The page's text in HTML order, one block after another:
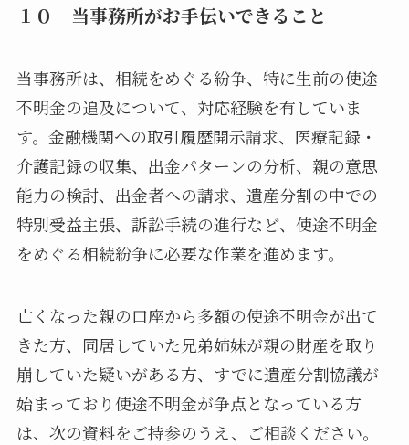
１０ 当事務所がお手伝いできること
当事務所は、相続をめぐる紛争、特に生前の使途
不明金の追及について、対応経験を有していま
す。金融機関への取引履歴開示請求、医療記録・
介護記録の収集、出金パターンの分析、親の意思
能力の検討、出金者への請求、遺産分割の中での
特別受益主張、訴訟手続の進行など、使途不明金
をめぐる相続紛争に必要な作業を進めます。
亡くなった親の口座から多額の使途不明金が出て
きた方、同居していた兄弟姉妹が親の財産を取り
崩していた疑いがある方、すでに遺産分割協議が
始まっており使途不明金が争点となっている方
は、次の資料をご持参のうえ、ご相談ください。